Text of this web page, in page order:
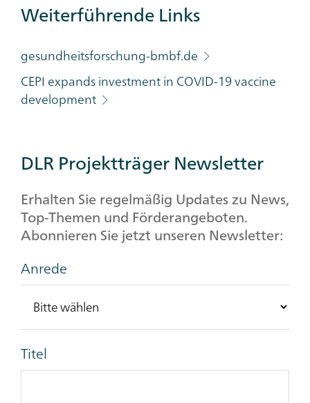
Weiterführende Links
gesundheitsforschung-bmbf.de
CEPI expands investment in COVID-19 vaccine
development
DLR Projektträger Newsletter
Erhalten Sie regelmäßig Updates zu News,
Top-Themen und Förderangeboten.
Abonnieren Sie jetzt unseren Newsletter:
Anrede
Titel